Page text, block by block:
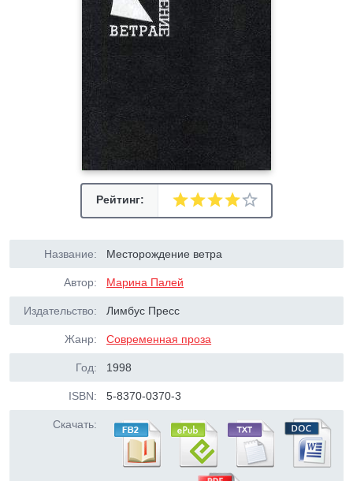
Рейтинг:
Название: Месторождение ветра
Автор: Марина Палей
Издательство: Лимбус Пресс
Жанр: Современная проза
Год: 1998
ISBN: 5-8370-0370-3
Скачать: